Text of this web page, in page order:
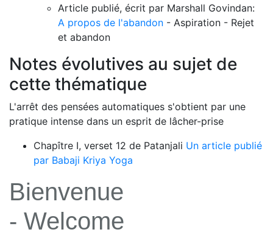
Article publié, écrit par Marshall Govindan:
A propos de l'abandon - Aspiration - Rejet
et abandon
Notes évolutives au sujet de
cette thématique
L'arrêt des pensées automatiques s'obtient par une
pratique intense dans un esprit de lâcher-prise
Chapître I, verset 12 de Patanjali Un article publié
par Babaji Kriya Yoga
Bienvenue
- Welcome